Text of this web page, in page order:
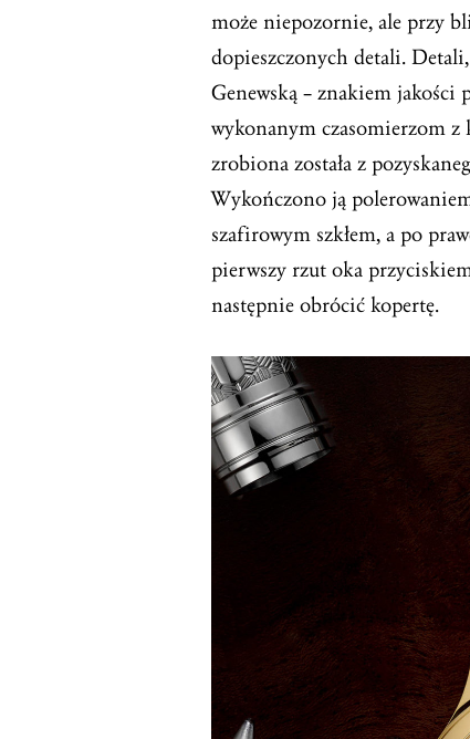
może niepozornie, ale przy
dopieszczonych detali.
Genewską – znakiem
wykonanym czasomierzom
zrobiona została z
Wykończono ją
szafirowym szkłem, a po
pierwszy rzut oka
następnie obrócić kopertę.